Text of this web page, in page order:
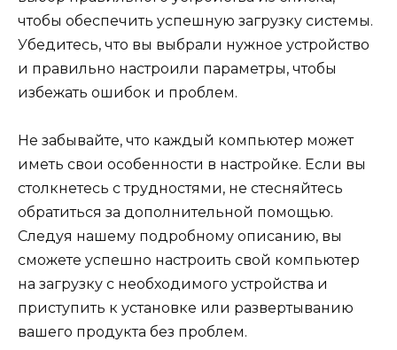
чтобы обеспечить успешную загрузку системы.
Убедитесь, что вы выбрали нужное устройство
и правильно настроили параметры, чтобы
избежать ошибок и проблем.
Не забывайте, что каждый компьютер может
иметь свои особенности в настройке. Если вы
столкнетесь с трудностями, не стесняйтесь
обратиться за дополнительной помощью.
Следуя нашему подробному описанию, вы
сможете успешно настроить свой компьютер
на загрузку с необходимого устройства и
приступить к установке или развертыванию
вашего продукта без проблем.